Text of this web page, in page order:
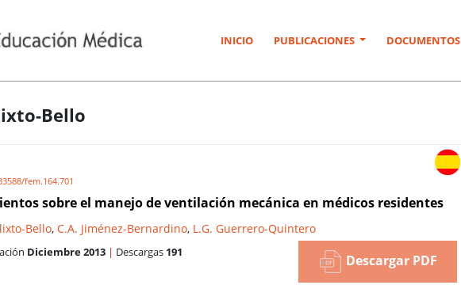
INICIO PUBLICACIONES DOCUMENTOS
Bello
fem.164.701
sobre el manejo de ventilación mecánica en médicos residentes
Bello, C.A. Jiménez-Bernardino, L.G. Guerrero-Quintero
Diciembre 2013 | Descargas 191 Descargar PDF